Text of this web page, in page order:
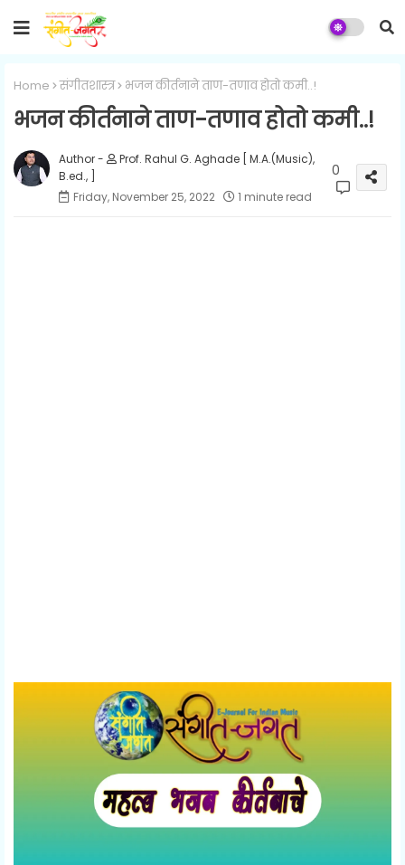
Home संगीतशास्त्र भजन कीर्तनाने ताण-तणाव होतो कमी..!
भजन कीर्तनाने ताण-तणाव होतो कमी..!
Prof. Rahul G. Aghade [ M.A.(Music),
B.ed., ]
Friday, November 25, 2022
1 minute read
0